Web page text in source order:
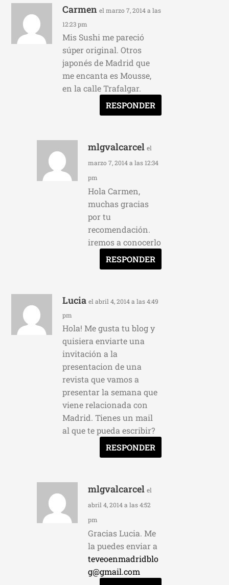
Carmen el marzo 7, 2014 a las
12:23 pm
Mis Sushi me pareció
súper original. Otros
japonés de Madrid que
me encanta es Mousse,
en la calle Trafalgar.
RESPONDER
mlgvalcarcel el
marzo 7, 2014 a las 12:34
pm
Hola Carmen,
muchas gracias
por tu
recomendación.
iremos a conocerlo
RESPONDER
Lucia el abril 4, 2014 a las 4:49
pm
Hola! Me gusta tu blog y
quisiera enviarte una
invitación a la
presentacion de una
revista que vamos a
presentar la semana que
viene relacionada con
Madrid. Tienes un mail
al que te pueda escribir?
RESPONDER
mlgvalcarcel el
abril 4, 2014 a las 4:52
pm
Gracias Lucia. Me
la puedes enviar a
teveoenmadridblo
g@gmail.com